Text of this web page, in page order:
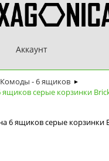
Аккаунт
Комоды - 6 ящиков ►
серые корзинки